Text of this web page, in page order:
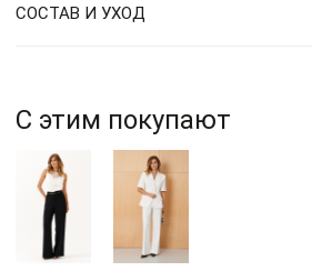
СОСТАВ И УХОД
С этим покупают